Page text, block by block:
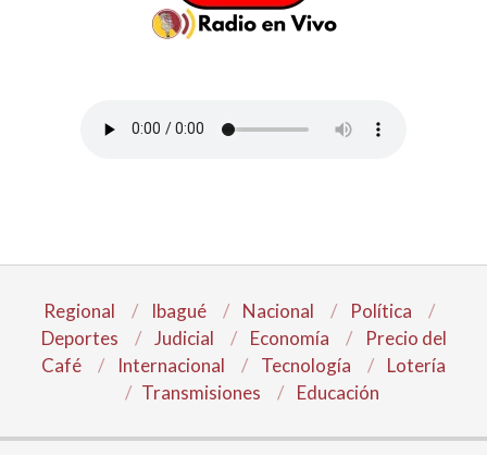
Regional Ibagué Nacional
Política
Deportes
Judicial Economía
Precio del
Café
Internacional Tecnología
Lotería
Transmisiones
Educación